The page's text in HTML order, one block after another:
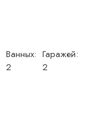
Ванных:
2
Гаражей:
2